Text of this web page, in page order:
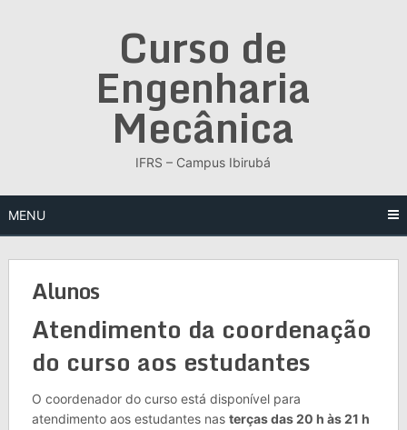
Curso de
Engenharia
Mecânica
IFRS – Campus Ibirubá
MENU
Alunos
Atendimento da coordenação
do curso aos estudantes
O coordenador do curso está disponível para
atendimento aos estudantes nas terças das 20 h às 21 h